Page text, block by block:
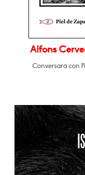
Alfons
Conversará con